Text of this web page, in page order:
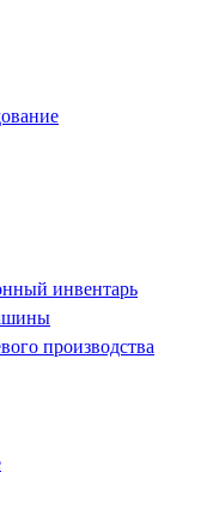
инвентарь
производства